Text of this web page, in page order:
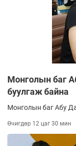
Монголын баг
буулгаж байна
Монголын баг Абу
Өчигдөр 12 цаг 30 мин